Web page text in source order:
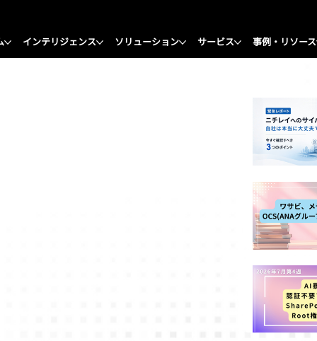
インテリジェンス ソリューション サービス 事例・リソース